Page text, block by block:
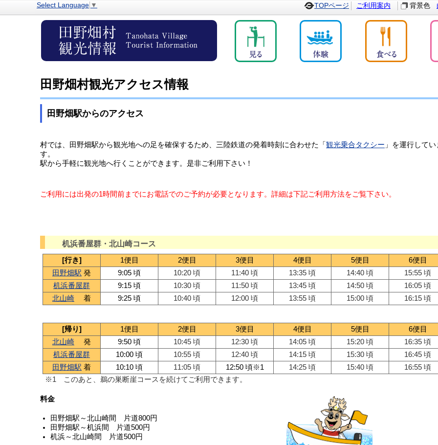
Select Language ▼ TOPページ ご利用案内 背景色
田野畑村観光アクセス情報
田野畑駅からのアクセス
村では、田野畑駅から観光地への足を確保するため、三陸鉄道の発着時刻に合わせた「 観光乗合タクシー 」を運行してい
す。
駅から手軽に観光地へ行くことができます。是非ご利用下さい！
ご利用には出発の1時間前までにお電話でのご予約が必要となります。詳細は下記ご利用方法をご覧下さい。
机浜番屋群・北山崎コース
[行き] 1便目 2便目 3便目 4便目 5便目
6便目
田野畑駅 発 9:05 頃 10:20 頃 11:40 頃 13:35 頃 14:40 頃
15:55 頃
机浜番屋群
9:15 頃 10:30 頃 11:50 頃 13:45 頃 14:50 頃
16:05 頃
北山崎 着 9:25 頃 10:40 頃 12:00 頃 13:55 頃 15:00 頃 16:15 頃
[帰り] 1便目 2便目 3便目 4便目 5便目
6便目
北山崎 発 9:50 頃 10:45 頃 12:30 頃 14:05 頃 15:20 頃
16:35 頃
机浜番屋群
10:00 頃 10:55 頃 12:40 頃 14:15 頃 15:30 頃
16:45 頃
田野畑駅 着 10:10 頃 11:05 頃 12:50 頃※1 14:25 頃 15:40 頃
16:55 頃
※1 このあと、鵜の巣断崖コースを続けてご利用できます。
料金
田野畑駅～北山崎間 片道800円
田野畑駅～机浜間 片道500円
机浜～北山崎間 片道500円